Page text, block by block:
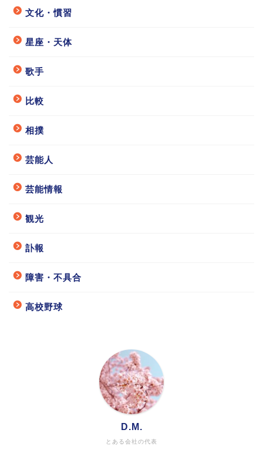
文化・慣習
星座・天体
歌手
比較
相撲
芸能人
芸能情報
観光
訃報
障害・不具合
高校野球
とある会社の代表
D.M.